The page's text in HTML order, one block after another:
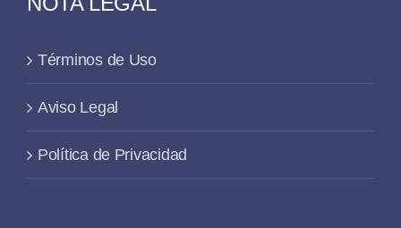
Términos de Uso
Aviso Legal
Política de Privacidad